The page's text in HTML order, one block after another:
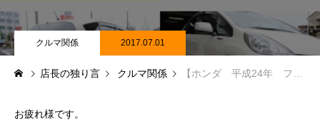
Gooネット在庫情報
カーセンサー在庫情報
車検・定期点検
クルマ関係 2017.07.01
店長の独り言 クルマ関係 【ホンダ 平成24年 フィット（ＧＥ６） 13Ｇ 10thアニバーサリー プレミアムパールホワイト】入庫です！
お疲れ様です。